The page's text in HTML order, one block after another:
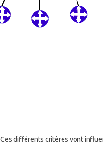
Ces différents critères vont